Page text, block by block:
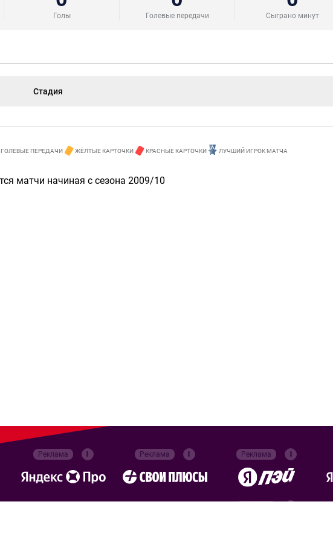
Голы Голевые передачи Сыграно минут
Стадия
ГОЛЕВЫЕ ПЕРЕДАЧИ ЖЁЛТЫЕ КАРТОЧКИ КРАСНЫЕ КАРТОЧКИ ЛУЧШИЙ ИГРОК МАТЧА
матчи начиная с сезона 2009/10
Реклама Реклама Реклама